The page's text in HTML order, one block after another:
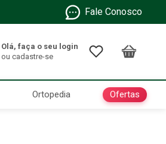
Fale Conosco
Ortopedia Ofertas